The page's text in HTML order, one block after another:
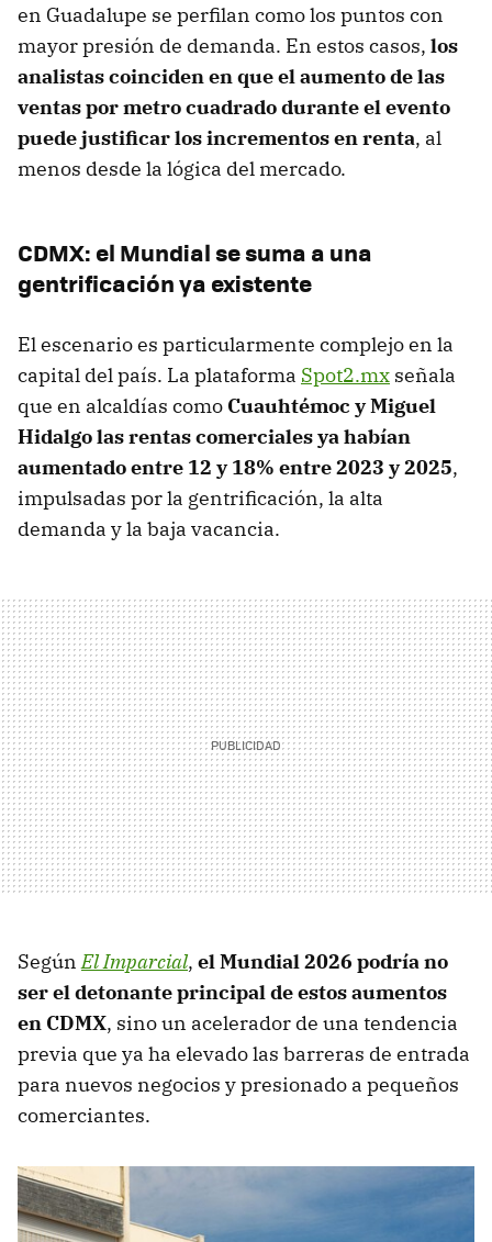
en Guadalupe se perfilan como los puntos con
mayor presión de demanda. En estos casos, los
analistas coinciden en que el aumento de las
ventas por metro cuadrado durante el evento
puede justificar los incrementos en renta, al
menos desde la lógica del mercado.
CDMX: el Mundial se suma a una
gentrificación ya existente
El escenario es particularmente complejo en la
capital del país. La plataforma Spot2.mx señala
que en alcaldías como Cuauhtémoc y Miguel
Hidalgo las rentas comerciales ya habían
aumentado entre 12 y 18% entre 2023 y 2025,
impulsadas por la gentrificación, la alta
demanda y la baja vacancia.
SegúnEl Imparcial, el Mundial 2026 podría no
ser el detonante principal de estos aumentos
en CDMX, sino un acelerador de una tendencia
previa que ya ha elevado las barreras de entrada
para nuevos negocios y presionado a pequeños
comerciantes.